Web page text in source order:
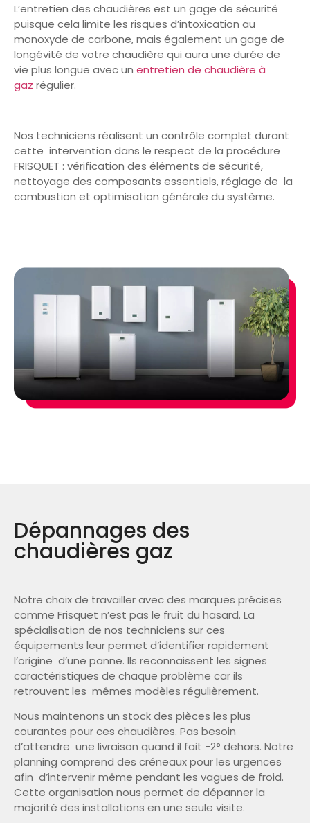
L’entretien des chaudières est un gage de sécurité
puisque cela limite les risques d’intoxication au
monoxyde de carbone, mais également un gage de
longévité de votre chaudière qui aura une durée de
vie plus longue avec un entretien de chaudière à
gaz régulier.
Nos techniciens réalisent un contrôle complet durant
cette intervention dans le respect de la procédure
FRISQUET : vérification des éléments de sécurité,
nettoyage des composants essentiels, réglage de la
combustion et optimisation générale du système.
Dépannages des
chaudières gaz
Notre choix de travailler avec des marques précises
comme Frisquet n’est pas le fruit du hasard. La
spécialisation de nos techniciens sur ces
équipements leur permet d’identifier rapidement
l’origine d’une panne. Ils reconnaissent les signes
caractéristiques de chaque problème car ils
retrouvent les mêmes modèles régulièrement.
Nous maintenons un stock des pièces les plus
courantes pour ces chaudières. Pas besoin
d’attendre une livraison quand il fait -2° dehors. Notre
planning comprend des créneaux pour les urgences
afin d’intervenir même pendant les vagues de froid.
Cette organisation nous permet de dépanner la
majorité des installations en une seule visite.